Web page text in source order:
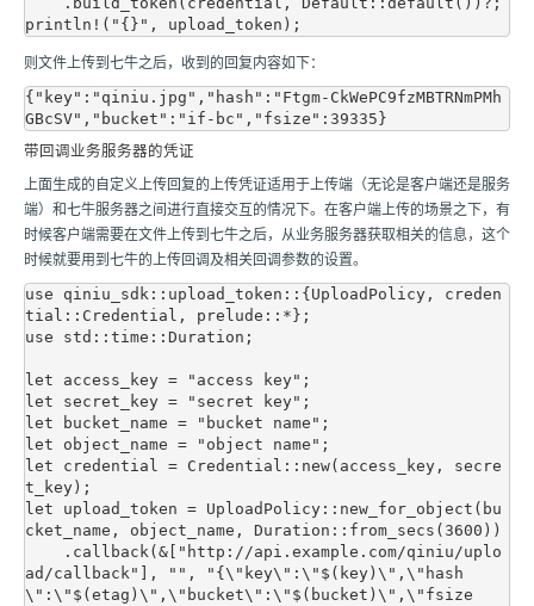
则文件上传到七牛之后，收到的回复内容如下：
{"key":"qiniu.jpg","hash":"Ftgm-CkWePC9fzMBTRNmPMh
带回调业务服务器的凭证
上面生成的自定义上传回复的上传凭证适用于上传端（无论是客户端还是服务
端）和七牛服务器之间进行直接交互的情况下。在客户端上传的场景之下，有
时候客户端需要在文件上传到七牛之后，从业务服务器获取相关的信息，这个
时候就要用到七牛的上传回调及相关回调参数的设置。
use qiniu_sdk::upload_token::{UploadPolicy, creden
tial::Credential, prelude::*};
use std::time::Duration;
let access_key = "access key";
let secret_key = "secret key";
let bucket_name = "bucket name";
let object_name = "object name";
let credential = Credential::new(access_key, secre
t_key);
let upload_token = UploadPolicy::new_for_object(bu
cket_name, object_name, Duration::from_secs(3600))
ad/callback"], "", "{\"key\":\"$(key)\",\"hash
\":\"$(etag)\",\"bucket\":\"$(bucket)\",\"fsize